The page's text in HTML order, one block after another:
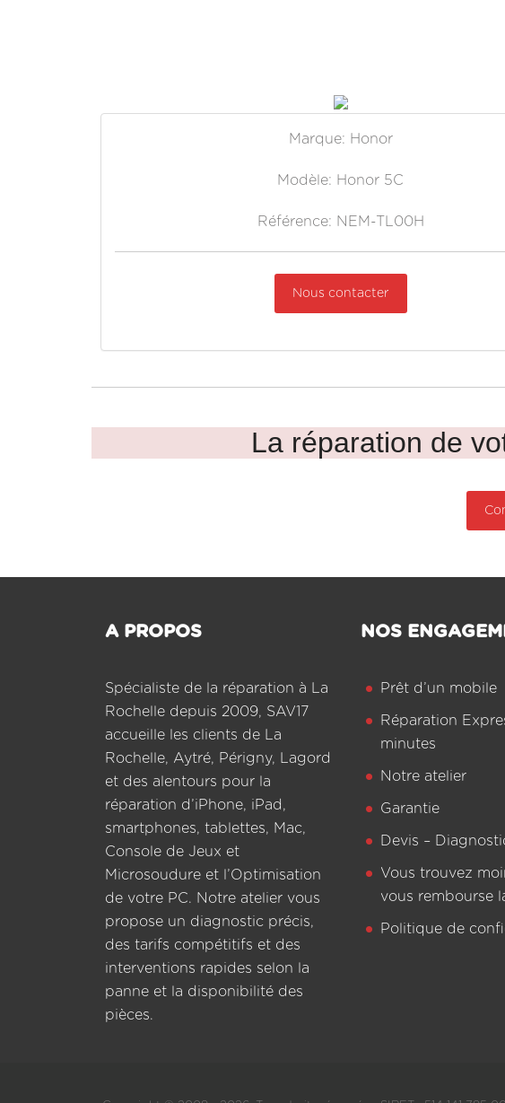
Marque: Honor
Modèle: Honor 5C
Référence: NEM-TL00H
Nous contacter
La réparation de
A PROPOS
Spécialiste de la réparation à La
Rochelle depuis 2009, SAV17
accueille les clients de La
Rochelle, Aytré, Périgny, Lagord
et des alentours pour la
réparation d’iPhone, iPad,
smartphones, tablettes, Mac,
Console de Jeux et
Microsoudure et l’Optimisation
de votre PC. Notre atelier vous
propose un diagnostic précis,
des tarifs compétitifs et des
interventions rapides selon la
panne et la disponibilité des
pièces.
NOS
Prêt d’un mobile
Réparation
minutes
Notre atelier
Garantie
Devis –
Vous trouvez
vous rembourse
Politique de